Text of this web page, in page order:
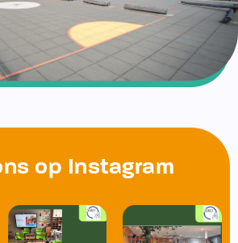
op Instagram